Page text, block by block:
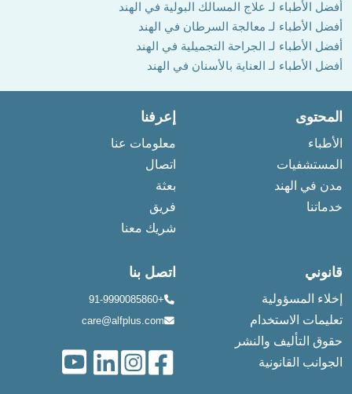
أفضل الأطباء لـ علاج المسالك البولية في الهند
أفضل الأطباء لـ معالجة السرطان في الهند
أفضل الأطباء لـ الجراحة التجميلية في الهند
أفضل الأطباء لـ العناية بالأسنان في الهند
المحتوى
الأطباء
المستشفيات
مدن في الهند
خدماتنا
إعرفنا
معلومات عنا
اتصال
بعثة
فريق
شريك معنا
قانوني
إخلاء المسؤولية
تعليمات الاستخدام
حقوق التأليف والنشر
الجوانب القانونية
اتصل بنا
+91-9990085860
care@alfplus.com